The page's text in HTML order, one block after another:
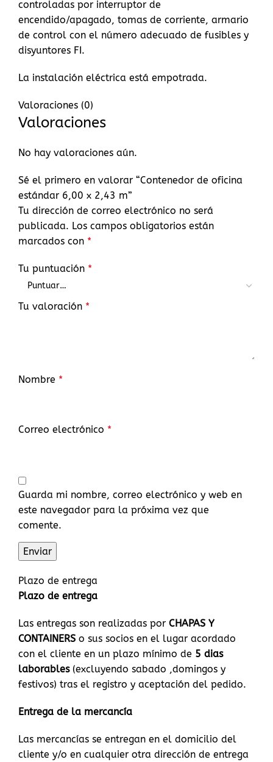
controladas por interruptor de
encendido/apagado, tomas de corriente, armario
de control con el número adecuado de fusibles y
disyuntores FI.
La instalación eléctrica está empotrada.
Valoraciones (0)
Valoraciones
No hay valoraciones aún.
Sé el primero en valorar “Contenedor de oficina
estándar 6,00 x 2,43 m”
Tu dirección de correo electrónico no será
publicada. Los campos obligatorios están
marcados con *
Tu puntuación *
Tu valoración *
Nombre *
Correo electrónico *
Guarda mi nombre, correo electrónico y web en
este navegador para la próxima vez que
comente.
Plazo de entrega
Plazo de entrega
Las entregas son realizadas por CHAPAS Y
CONTAINERS o sus socios en el lugar acordado
con el cliente en un plazo mínimo de 5 dias
laborables (excluyendo sabado ,domingos y
festivos) tras el registro y aceptación del pedido.
Entrega de la mercancía
Las mercancías se entregan en el domicilio del
cliente y/o en cualquier otra dirección de entrega